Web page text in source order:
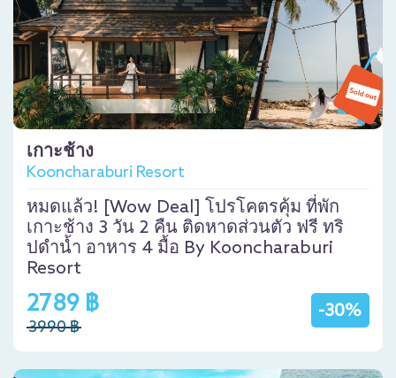
เกาะช้าง
Kooncharaburi Resort
หมดแล้ว! [Wow Deal] โปรโคตรคุ้ม ที่พัก
เกาะช้าง 3 วัน 2 คืน ติดหาดส่วนตัว ฟรี ทริ
ปดำน้ำ อาหาร 4 มื้อ By Kooncharaburi
Resort
-30%
2789 ฿
3990 ฿